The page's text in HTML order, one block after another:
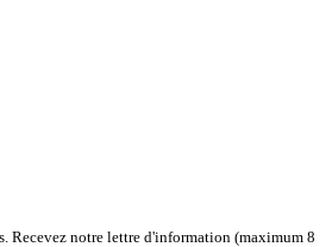
Recevez notre lettre d'information (maximum 8